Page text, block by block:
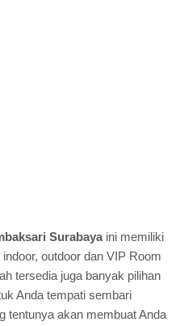
Surabayaini memiliki
outdoor dan VIP Room
tersedia juga banyak pilihan
Anda tempati sembari
tentunya akan membuat Anda